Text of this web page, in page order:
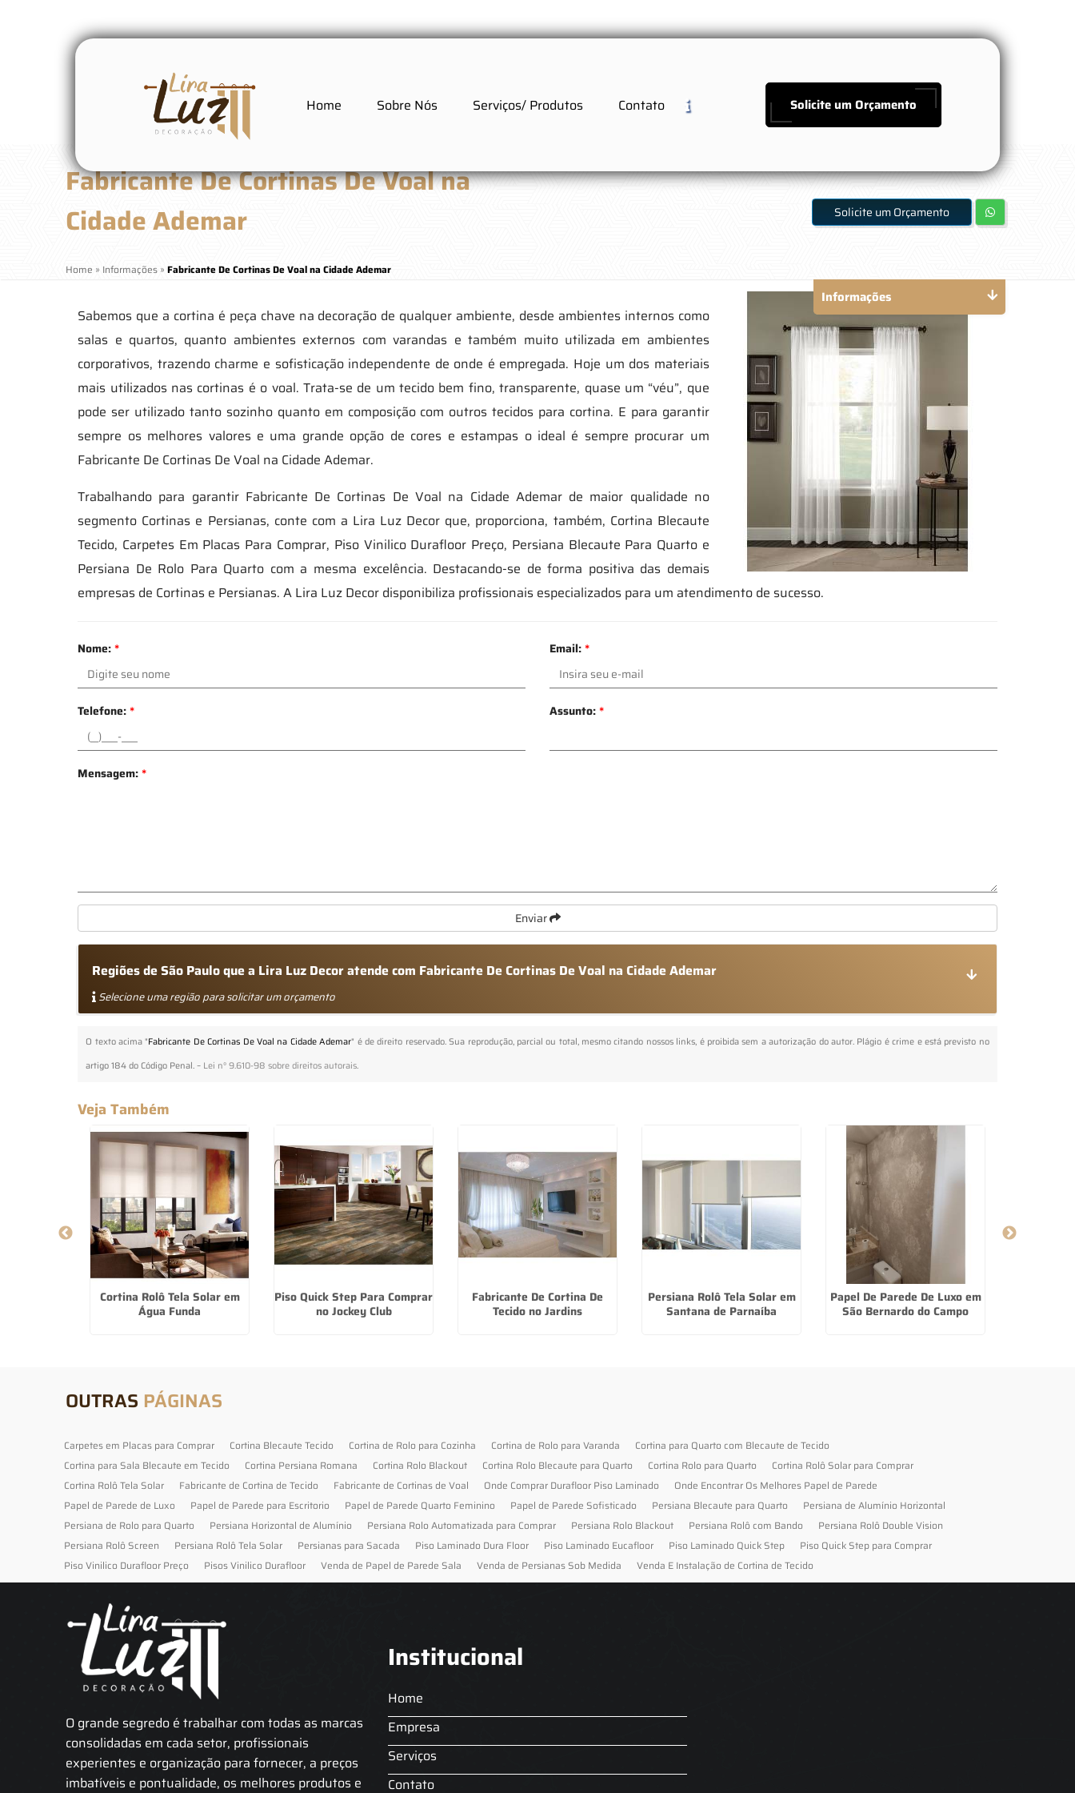
Home Sobre Nós Serviços/ Produtos Contato Solicite um Orçamento
Fabricante De Cortinas De Voal na
Cidade Ademar
Home » Informações »Fabricante De Cortinas De Voal na Cidade Ademar
Solicite um Orçamento
Sabemos que a cortina é peça chave na decoração de qualquer ambiente, desde ambientes internos como
salas e quartos, quanto ambientes externos com varandas e também muito utilizada em ambientes
corporativos, trazendo charme e sofisticação independente de onde é empregada. Hoje um dos materiais
mais utilizados nas cortinas é o voal. Trata-se de um tecido bem fino, transparente, quase um “véu”, que
pode ser utilizado tanto sozinho quanto em composição com outros tecidos para cortina. E para garantir
sempre os melhores valores e uma grande opção de cores e estampas o ideal é sempre procurar um
Fabricante De Cortinas De Voal na Cidade Ademar.
Trabalhando para garantir Fabricante De Cortinas De Voal na Cidade Ademar de maior qualidade no
segmento Cortinas e Persianas, conte com a Lira Luz Decor que, proporciona, também, Cortina Blecaute
Tecido, Carpetes Em Placas Para Comprar, Piso Vinilico Durafloor Preço, Persiana Blecaute Para Quarto e
Persiana De Rolo Para Quarto com a mesma excelência. Destacando-se de forma positiva das demais
empresas de Cortinas e Persianas. A Lira Luz Decor disponibiliza profissionais especializados para um atendimento de sucesso.
Nome:* Email:*
Telefone:* Assunto:*
Mensagem:*
Enviar
Regiões de São Paulo que a Lira Luz Decor atende com Fabricante De Cortinas De Voal na Cidade Ademar
Selecione uma região para solicitar um orçamento
O texto acima "Fabricante De Cortinas De Voal na Cidade Ademar" é de direito reservado. Sua reprodução, parcial ou total, mesmo citando nossos links, é proibida sem a autorização do autor. Plágio é crime e está previsto no
artigo 184 do Código Penal. – Lei n° 9.610-98 sobre direitos autorais.
Informações
Veja Também
Cortina Rolô Tela Solar em
Água Funda
Piso Quick Step Para Comprar
no Jockey Club
Fabricante De Cortina De
Tecido no Jardins
Persiana Rolô Tela Solar em
Santana de Parnaíba
Papel De Parede De Luxo em
São Bernardo do Campo
OUTRAS PÁGINAS
Carpetes em Placas para Comprar Cortina Blecaute Tecido Cortina de Rolo para Cozinha Cortina de Rolo para Varanda
Cortina para Quarto com Blecaute de Tecido
Cortina para Sala Blecaute em Tecido
Cortina Persiana Romana Cortina Rolo Blackout Cortina Rolo Blecaute para Quarto Cortina Rolo para Quarto
Cortina Rolô Solar para Comprar
Cortina Rolô Tela Solar
Fabricante de Cortina de Tecido Fabricante de Cortinas de Voal Onde Comprar Durafloor Piso Laminado
Onde Encontrar Os Melhores Papel de Parede
Papel de Parede de Luxo
Papel de Parede para Escritorio Papel de Parede Quarto Feminino Papel de Parede Sofisticado Persiana Blecaute para Quarto
Persiana de Alumínio Horizontal
Persiana de Rolo para Quarto
Persiana Horizontal de Alumínio Persiana Rolo Automatizada para Comprar Persiana Rolo Blackout Persiana Rolô com Bando
Persiana Rolô Double Vision
Persiana Rolô Screen
Persiana Rolô Tela Solar Persianas para Sacada Piso Laminado Dura Floor Piso Laminado Eucafloor Piso Laminado Quick Step
Piso Quick Step para Comprar
Piso Vinilico Durafloor Preço
Pisos Vinilico Durafloor Venda de Papel de Parede Sala Venda de Persianas Sob Medida Venda E Instalação de Cortina de Tecido
O grande segredo é trabalhar com todas as marcas
consolidadas em cada setor, profissionais
experientes e organização para fornecer, a preços
imbatíveis e pontualidade, os melhores produtos e
Institucional
Home
Empresa
Serviços
Contato